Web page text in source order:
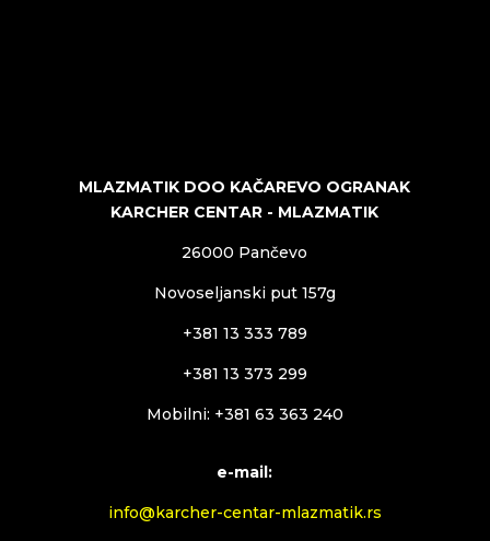
MLAZMATIK DOO KAČAREVO OGRANAK
KARCHER CENTAR - MLAZMATIK
26000 Pančevo
Novoseljanski put 157g
+381 13 333 789
+381 13 373 299
Mobilni: +381 63 363 240
e-mail:
info@karcher-centar-mlazmatik.rs